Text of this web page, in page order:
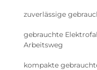
zuverlässige
gebrauchte
Arbeitsweg
kompakte